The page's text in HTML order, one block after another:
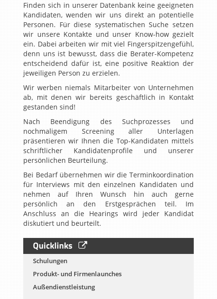
Finden sich in unserer Datenbank keine geeigneten
Kandidaten, wenden wir uns direkt an potentielle
Personen. Für diese systematischen Suche setzen
wir unsere Kontakte und unser Know-how gezielt
ein. Dabei arbeiten wir mit viel Fingerspitzengefühl,
denn uns ist bewusst, dass die Berater-Kompetenz
entscheidend dafür ist, eine positive Reaktion der
jeweiligen Person zu erzielen.
Wir werben niemals Mitarbeiter von Unternehmen
ab, mit denen wir bereits geschäftlich in Kontakt
gestanden sind!
Nach Beendigung des Suchprozesses und
nochmaligem Screening aller Unterlagen
präsentieren wir Ihnen die Top-Kandidaten mittels
schriftlicher Kandidatenprofile und unserer
persönlichen Beurteilung.
Bei Bedarf übernehmen wir die Terminkoordination
für Interviews mit den einzelnen Kandidaten und
nehmen auf Ihren Wunsch hin auch gerne
persönlich an den Erstgesprächen teil. Im
Anschluss an die Hearings wird jeder Kandidat
diskutiert und beurteilt.
Quicklinks
Schulungen
Produkt- und Firmenlaunches
Außendienstleistung